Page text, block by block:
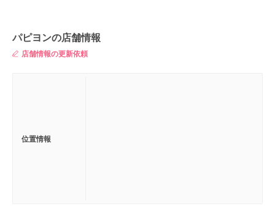
パピヨンの店舗情報
店舗情報の更新依頼
位置情報